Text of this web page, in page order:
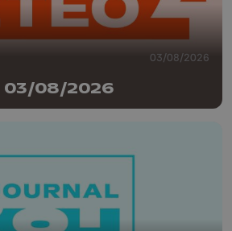
03/08/2026
03/08/2026